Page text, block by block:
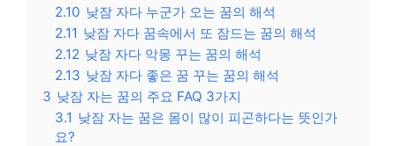
2.10 낮잠 자다 누군가 오는 꿈의 해석
2.11 낮잠 자다 꿈속에서 또 잠드는 꿈의 해석
2.12 낮잠 자다 악몽 꾸는 꿈의 해석
2.13 낮잠 자다 좋은 꿈 꾸는 꿈의 해석
3 낮잠 자는 꿈의 주요 FAQ 3가지
3.1 낮잠 자는 꿈은 몸이 많이 피곤하다는 뜻인가
요?